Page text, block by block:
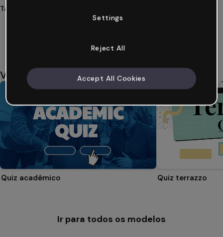
Tags
slideshow
Você também pode gostar
Quiz acadêmico Quiz terrazzo
Ir para todos os modelos
Settings
Reject All
Accept All Cookies